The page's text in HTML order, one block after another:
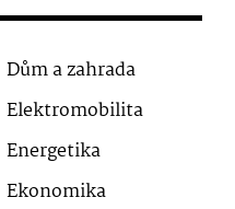
Dům a zahrada
Elektromobilita
Energetika
Ekonomika